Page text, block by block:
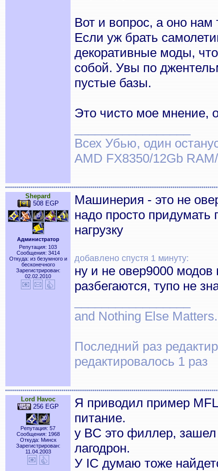
Вот и вопрос, а оно нам
Если уж брать
декоративные моды,
собой. Увы по
пустые базы.
Это чисто мое мнение,
Всех Убью, один
AMD FX8350/12Gb
Shepard
508 EGP
Администратор
Репутация: 103
Сообщения: 3414
Откуда: из безумного и
бесконечного
Зарегистрирован:
02.02.2010
Машинерия - это не
надо просто придумать
нагрузку
добавлено спустя 1 минуту:
ну и не овер9000
разбегаются, тупо не
and Nothing Else
Последний раз
редактировалось 1 раз
Lord Havoc
256 EGP
Репутация: 57
Сообщения: 1968
Откуда: Минск
Зарегистрирован:
11.04.2003
Я приводил пример
питание.
у BC это филлер, зашел
лагодрон.
У IC думаю тоже